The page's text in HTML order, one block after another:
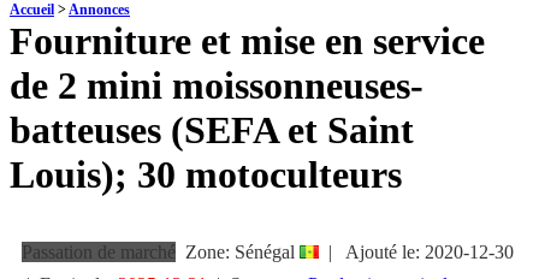
Accueil >Annonces
Fourniture et mise en service
de 2 mini moissonneuses-
batteuses (SEFA et Saint
Louis); 30 motoculteurs
Passation de marché Zone: Sénégal | Ajouté le: 2020-12-30